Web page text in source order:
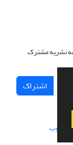
نشریه مشترک
اشتراک
سیناوب